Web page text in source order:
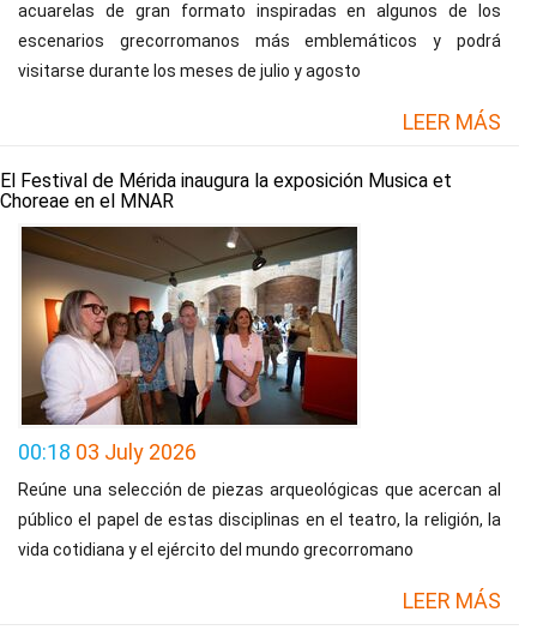
acuarelas de gran formato inspiradas en algunos de los
escenarios grecorromanos más emblemáticos y podrá
visitarse durante los meses de julio y agosto
LEER MÁS
El Festival de Mérida inaugura la exposición Musica et
Choreae en el MNAR
00:18 03 July 2026
Reúne una selección de piezas arqueológicas que acercan al
público el papel de estas disciplinas en el teatro, la religión, la
vida cotidiana y el ejército del mundo grecorromano
LEER MÁS